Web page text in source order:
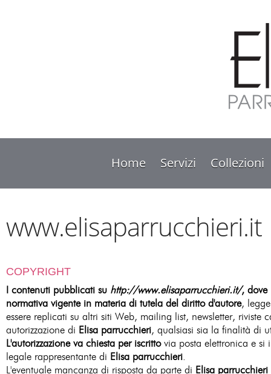
Home Servizi Collezioni
www.elisaparrucchieri.it
COPYRIGHT
I contenuti pubblicati su http://www.elisaparrucchieri.it/, dove
normativa vigente in materia di tutela del diritto d'autore,
essere replicati su altri siti Web, mailing list, newsletter,
autorizzazione di Elisa parrucchieri, qualsiasi sia la finalità di
L'autorizzazione va chiesta per iscrittovia posta elettronica e si
legale rappresentante di Elisa parrucchieri
L'eventuale mancanza di risposta da parte di Elisa parrucchieri